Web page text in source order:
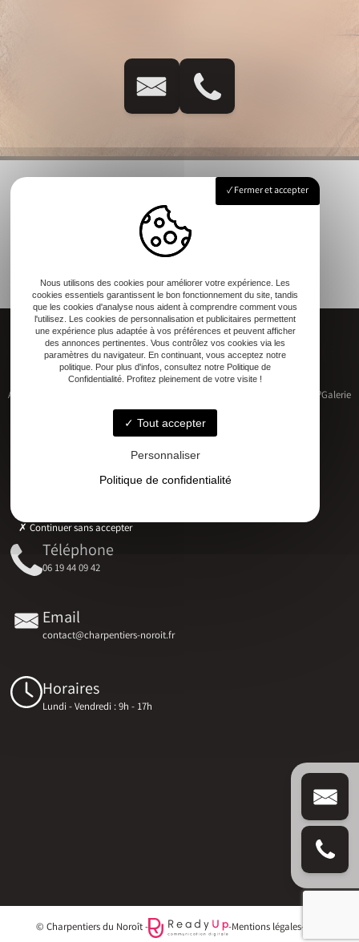
Accueil Qui sommes-nous ?Galerie
Contact
Téléphone
06 19 44 09 42
Email
contact@charpentiers-noroit.fr
Horaires
Lundi - Vendredi : 9h - 17h
© Charpentiers du Noroît - -Mentions légales-
Fermer et accepter
Nous utilisons des cookies pour améliorer votre expérience. Les
cookies essentiels garantissent le bon fonctionnement du site, tandis
que les cookies d'analyse nous aident à comprendre comment vous
l'utilisez. Les cookies de personnalisation et publicitaires permettent
une expérience plus adaptée à vos préférences et peuvent afficher
des annonces pertinentes. Vous contrôlez vos cookies via les
paramètres du navigateur. En continuant, vous acceptez notre
politique. Pour plus d'infos, consultez notre Politique de
Confidentialité. Profitez pleinement de votre visite !
Tout accepter
Personnaliser
Politique de confidentialité
Continuer sans accepter